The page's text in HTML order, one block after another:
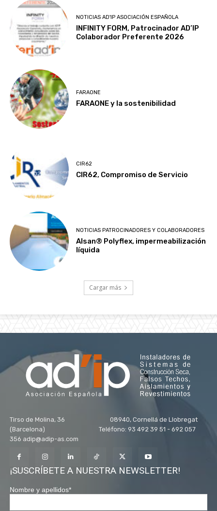
NOTICIAS AD'IP ASOCIACIÓN ESPAÑOLA
INFINITY FORM, Patrocinador AD’IP
Colaborador Preferente 2026
FARAONE
FARAONE y la sostenibilidad
CIR62
CIR62, Compromiso de Servicio
NOTICIAS PATROCINADORES Y COLABORADORES
Alsan® Polyflex, impermeabilización
líquida
Cargar más
Tirso de Molina, 36 08940, Cornellá de Llobregat
(Barcelona) Teléfono: 93 492 39 51 - 692 057
356 adip@adip-as.com
¡SUSCRÍBETE A NUESTRA NEWSLETTER!
Nombre y apellidos*